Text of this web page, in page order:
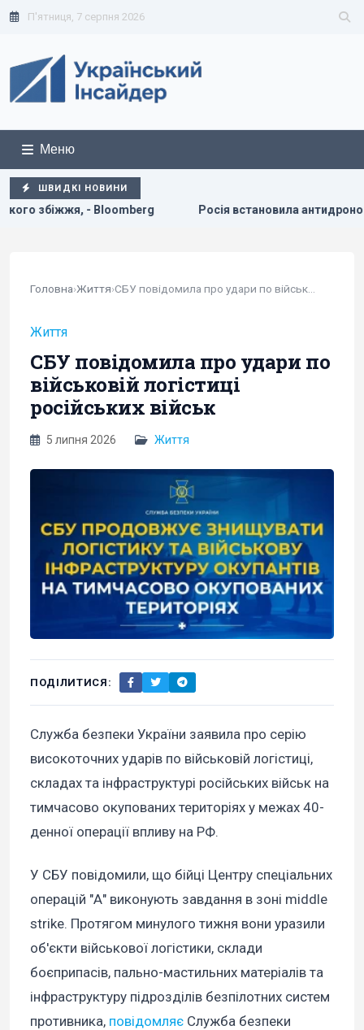
П'ятниця, 7 серпня 2026
Меню
ШВИДКІ НОВИНИ
Росія встановила антидронові сітки на своїх
Головна›Життя›
Життя
СБУ повідомила про удари по
військовій логістиці
російських військ
5 липня 2026 Життя
ПОДІЛИТИСЯ:
Служба безпеки України заявила про серію
високоточних ударів по військовій логістиці,
складах та інфраструктурі російських військ на
тимчасово окупованих територіях у межах 40-
денної операції впливу на РФ.
У СБУ повідомили, що бійці Центру спеціальних
операцій "А" виконують завдання в зоні middle
strike. Протягом минулого тижня вони уразили
об'єкти військової логістики, склади
боєприпасів, пально-мастильних матеріалів та
інфраструктуру підрозділів безпілотних систем
противника, повідомляє Служба безпеки